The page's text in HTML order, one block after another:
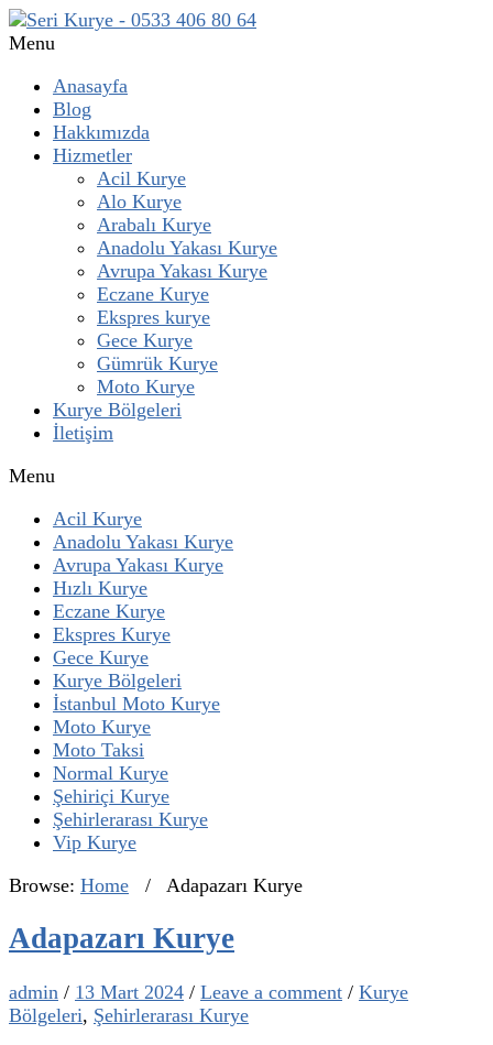
Menu
Anasayfa
Blog
Hakkımızda
Hizmetler
Acil Kurye
Alo Kurye
Arabalı Kurye
Anadolu Yakası Kurye
Avrupa Yakası Kurye
Eczane Kurye
Ekspres kurye
Gece Kurye
Gümrük Kurye
Moto Kurye
Kurye Bölgeleri
İletişim
Menu
Acil Kurye
Anadolu Yakası Kurye
Avrupa Yakası Kurye
Hızlı Kurye
Eczane Kurye
Ekspres Kurye
Gece Kurye
Kurye Bölgeleri
İstanbul Moto Kurye
Moto Kurye
Moto Taksi
Normal Kurye
Şehiriçi Kurye
Şehirlerarası Kurye
Vip Kurye
Browse: Home / Adapazarı Kurye
Adapazarı Kurye
admin / 13 Mart 2024 / Leave a comment / Kurye
Bölgeleri, Şehirlerarası Kurye